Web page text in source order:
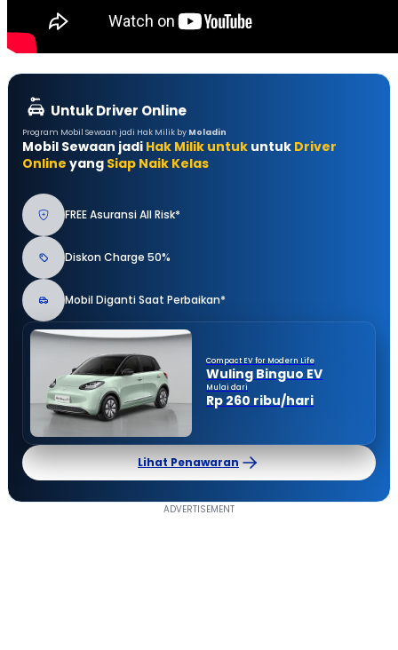
Untuk Driver Online
Program Mobil Sewaan jadi Hak Milik by Moladin
Mobil Sewaan jadi Hak Milik untuk untuk Driver
Online yang Siap Naik Kelas
FREE Asuransi All Risk*
Diskon Charge 50%
Mobil Diganti Saat Perbaikan*
Compact EV for Modern Life
Wuling Binguo EV
Mulai dari
Rp 260 ribu/hari
Lihat Penawaran